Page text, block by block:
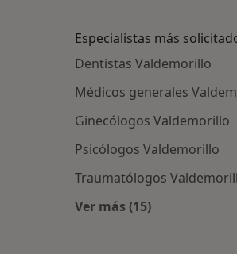
Especialistas más
Dentistas Valdemorillo
Médicos generales
Ginecólogos Valdemorillo
Psicólogos Valdemorillo
Traumatólogos
Ver más (15)